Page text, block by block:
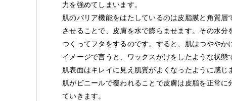
力を強めてしまいます。
肌のバリア機能をはたしているのは皮脂膜と角質
させることで、皮膚を水で膨らませます。その水
つくってフタをするのです。すると、肌はつややか
イメージで言うと、ワックスがけをしたような状態
肌表面はキレイに見え肌質がよくなったように感じ
肌がビニールで覆われることで皮膚は皮脂を正常
ていきます。